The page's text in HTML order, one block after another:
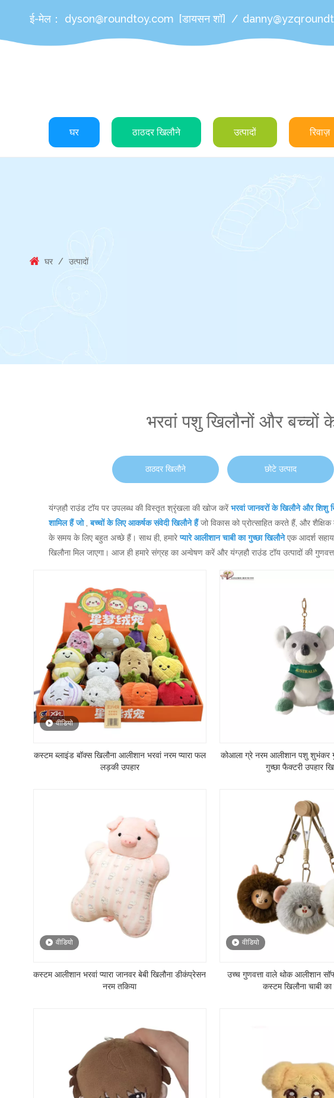
ई-मेल： dyson@roundtoy.com [डायसन शॉ] /
घर ठाठदर खिलौने उत्पादों रिवाज़
घर / उत्पादों
भरवां पशु खिलौनों और बच्चों
ठाठदर खिलौने छोटे उत्पाद
यंग्ज़हौ राउंड टॉय पर उपलब्ध की विस्तृत श्रृंखला की खोज करें भरवां जानवरों के खिलौने और शिशु
शामिल हैं जो ,बच्चों के लिए आकर्षक संवेदी खिलौने हैंजो विकास को प्रोत्साहित करते हैं, और
के समय के लिए बहुत अच्छे हैं। साथ ही, हमारेप्यारे आलीशान चाबी का गुच्छा खिलौनेएक आदर्श
खिलौना मिल जाएगा। आज ही हमारे संग्रह का अन्वेषण करें और यंग्ज़हौ राउंड टॉय उत्पादों की
वीडियो
कस्टम ब्लाइंड बॉक्स खिलौना आलीशान भरवां नरम प्यारा फल
लड़की उपहार
कोआला ग्रे नरम आलीशान पशु शुभंकर
गुच्छा फैक्टरी उपहार
वीडियो
कस्टम आलीशान भरवां प्यारा जानवर बेबी खिलौना डीकंप्रेसन
नरम तकिया
वीडियो
उच्च गुणवत्ता वाले थोक आलीशान
कस्टम खिलौना चाबी का